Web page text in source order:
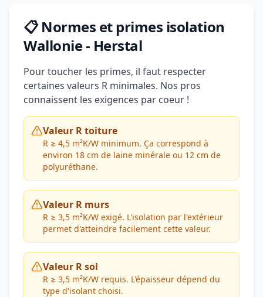
📋 Normes et primes isolation
Wallonie - Herstal
Pour toucher les primes, il faut respecter
certaines valeurs R minimales. Nos pros
connaissent les exigences par coeur !
Valeur R toiture
R ≥ 4,5 m²K/W minimum. Ça correspond à
environ 18 cm de laine minérale ou 12 cm de
polyuréthane.
Valeur R murs
R ≥ 3,5 m²K/W exigé. L'isolation par l'extérieur
permet d'atteindre facilement cette valeur.
Valeur R sol
R ≥ 3,5 m²K/W requis. L'épaisseur dépend du
type d'isolant choisi.